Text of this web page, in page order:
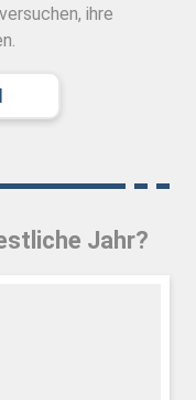
ihre
Jahr?